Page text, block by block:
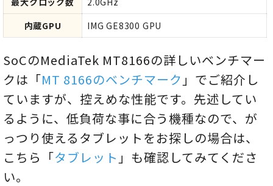
内蔵GPU
IMG GE8300 GPU
SoCのMediaTek MT8166の詳しいベンチマー
クは「MT 8166のベンチマーク 」でご紹介し
ていますが、控えめな性能です。先述してい
るように、低負荷な事に合う機種なので、が
っつり使えるタブレットをお探しの場合は、
こちら「タブレット 」も確認してみてくださ
い。